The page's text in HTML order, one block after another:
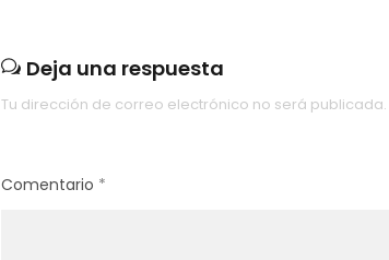
Deja una respuesta
Tu dirección de correo electrónico no será publicada.
Comentario *